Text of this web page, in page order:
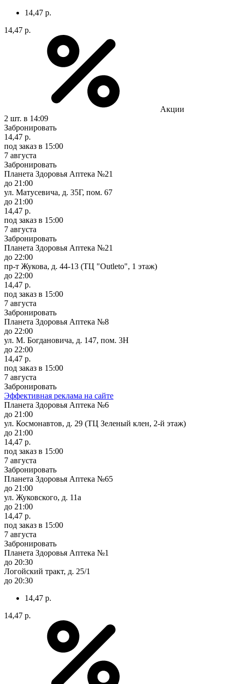
14,47 р.
14,47 р.
Акции
2 шт. в 14:09
Забронировать
14,47 р.
под заказ в 15:00
7 августа
Забронировать
Планета Здоровья Аптека №21
до 21:00
ул. Матусевича, д. 35Г, пом. 67
до 21:00
14,47 р.
под заказ в 15:00
7 августа
Забронировать
Планета Здоровья Аптека №21
до 22:00
пр-т Жукова, д. 44-13 (ТЦ "Outleto", 1 этаж)
до 22:00
14,47 р.
под заказ в 15:00
7 августа
Забронировать
Планета Здоровья Аптека №8
до 22:00
ул. М. Богдановича, д. 147, пом. 3Н
до 22:00
14,47 р.
под заказ в 15:00
7 августа
Забронировать
Эффективная реклама на сайте
Планета Здоровья Аптека №6
до 21:00
ул. Космонавтов, д. 29 (ТЦ Зеленый клен, 2-й этаж)
до 21:00
14,47 р.
под заказ в 15:00
7 августа
Забронировать
Планета Здоровья Аптека №65
до 21:00
ул. Жуковского, д. 11а
до 21:00
14,47 р.
под заказ в 15:00
7 августа
Забронировать
Планета Здоровья Аптека №1
до 20:30
Логойский тракт, д. 25/1
до 20:30
14,47 р.
14,47 р.